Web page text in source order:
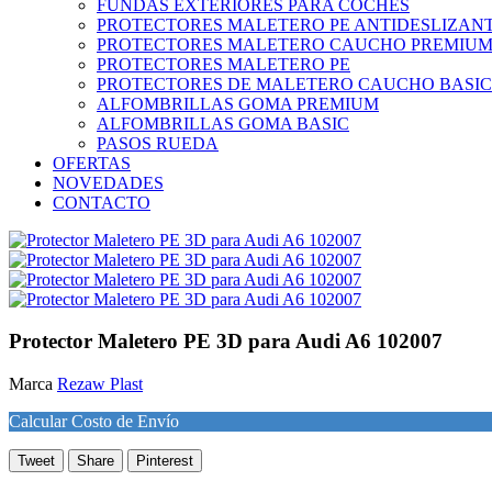
FUNDAS EXTERIORES PARA COCHES
PROTECTORES MALETERO PE
PROTECTORES MALETERO CAUCHO PREMIUM
PROTECTORES MALETERO PE
PROTECTORES DE MALETERO CAUCHO BASIC
ALFOMBRILLAS GOMA PREMIUM
ALFOMBRILLAS GOMA BASIC
PASOS RUEDA
OFERTAS
NOVEDADES
CONTACTO
Protector Maletero PE 3D para Audi A6 102007
Marca Rezaw Plast
Calcular Costo de Envío
Tweet Share Pinterest